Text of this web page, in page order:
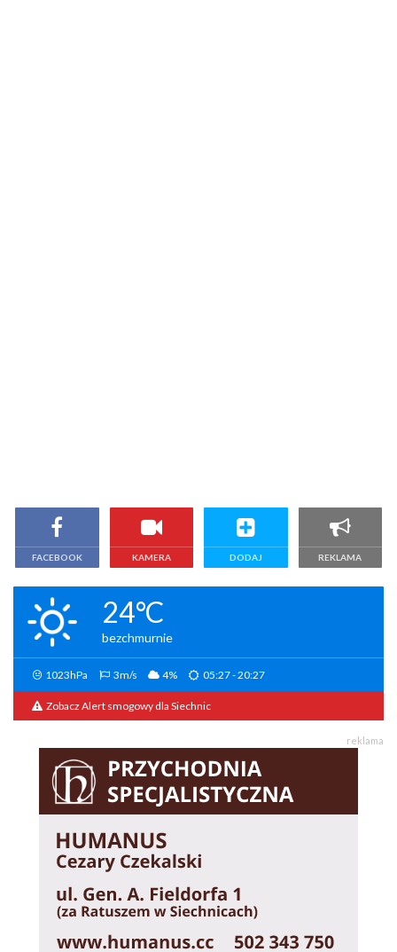
FACEBOOK KAMERA DODAJ REKLAMA
24°C
bezchmurnie
1023hPa 3m/s 4% 05:27 - 20:27
Zobacz Alert smogowy dla Siechnic
reklama